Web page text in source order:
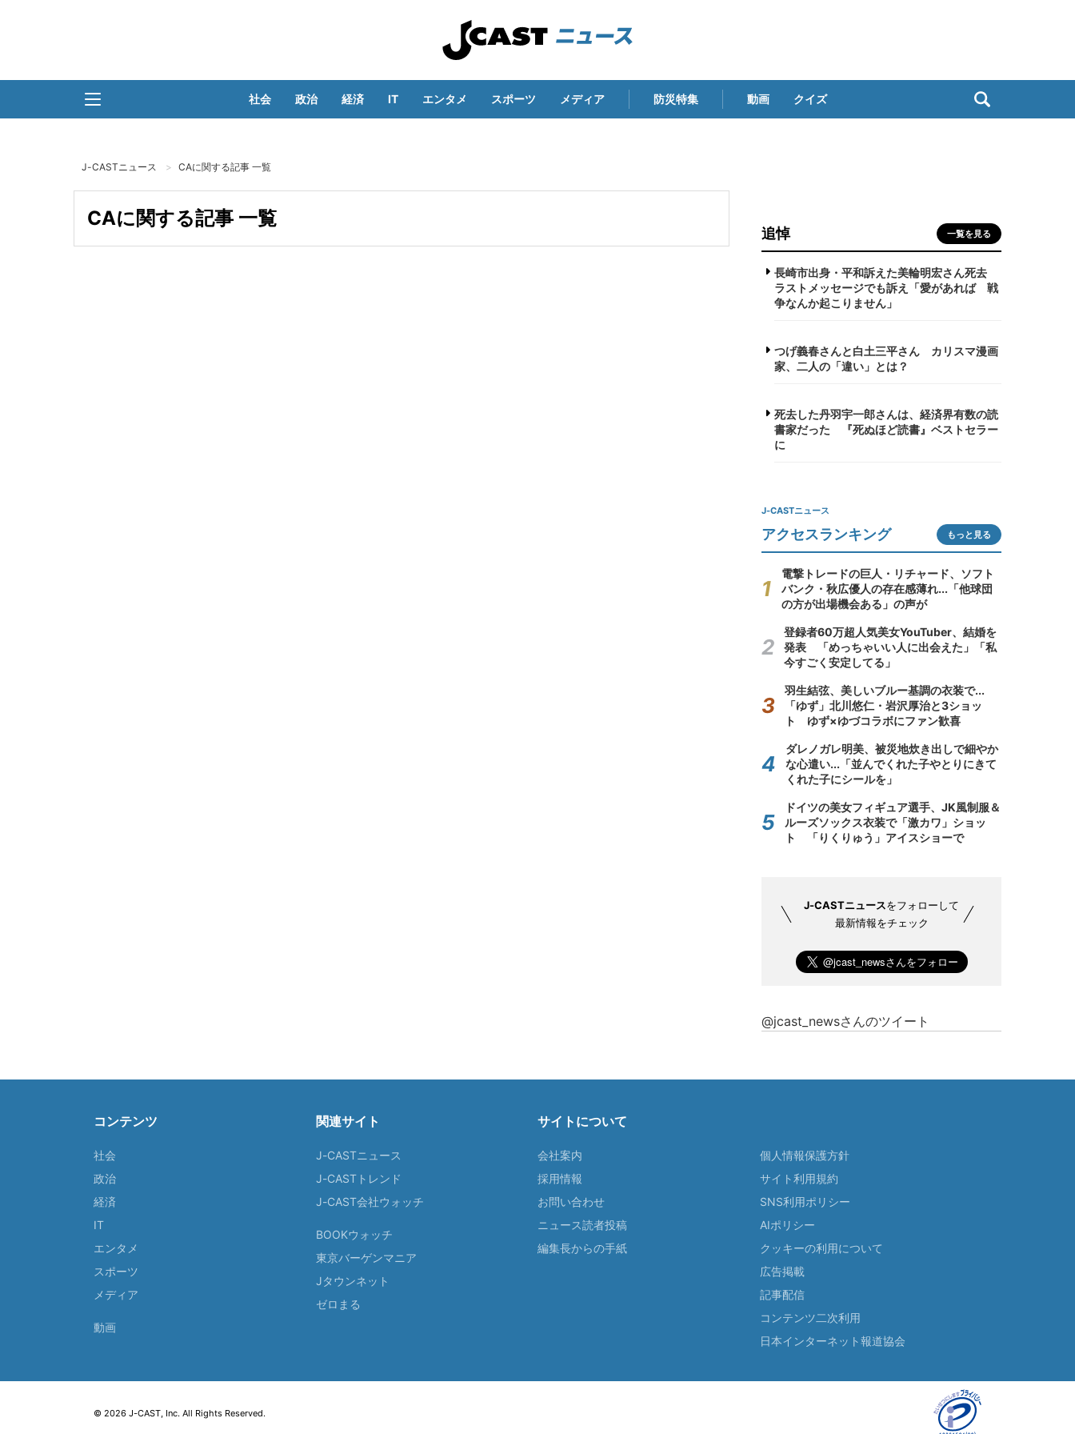
社会 政治 経済 IT エンタメ スポーツ メディア 防災特集 動画 クイズ
J-CASTニュース CAに関する記事 一覧
CAに関する記事 一覧
追悼 一覧を見る
長崎市出身・平和訴えた美輪明宏さん死去
ラストメッセージでも訴え「愛があれば 戦
争なんか起こりません」
つげ義春さんと白土三平さん カリスマ漫画
家、二人の「違い」とは？
死去した丹羽宇一郎さんは、経済界有数の読
書家だった 『死ぬほど読書』ベストセラー
に
J-CASTニュース
アクセスランキング もっと見る
電撃トレードの巨人・リチャード、ソフト
バンク・秋広優人の存在感薄れ...「他球団
の方が出場機会ある」の声が
登録者60万超人気美女YouTuber、結婚を
発表 「めっちゃいい人に出会えた」「私
今すごく安定してる」
羽生結弦、美しいブルー基調の衣装で...
「ゆず」北川悠仁・岩沢厚治と3ショッ
ト ゆず×ゆづコラボにファン歓喜
ダレノガレ明美、被災地炊き出しで細やか
な心遣い...「並んでくれた子やとりにきて
くれた子にシールを」
ドイツの美女フィギュア選手、JK風制服＆
ルーズソックス衣装で「激カワ」ショッ
ト 「りくりゅう」アイスショーで
J-CASTニュースをフォローして
最新情報をチェック
@jcast_newsさんのツイート
コンテンツ
社会
政治
経済
IT
エンタメ
スポーツ
メディア
動画
関連サイト
J-CASTニュース
J-CASTトレンド
J-CAST会社ウォッチ
BOOKウォッチ
東京バーゲンマニア
Jタウンネット
ゼロまる
サイトについて
会社案内
採用情報
お問い合わせ
ニュース読者投稿
編集長からの手紙
個人情報保護方針
サイト利用規約
SNS利用ポリシー
AIポリシー
クッキーの利用について
広告掲載
記事配信
コンテンツ二次利用
日本インターネット報道協会
© 2026 J-CAST, Inc. All Rights Reserved.